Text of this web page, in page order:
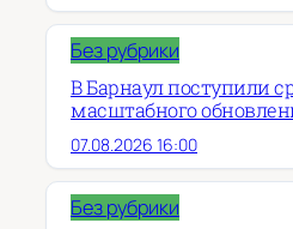
Без рубрики
В Барнаул поступили
масштабного
07.08.2026 16:00
Без рубрики